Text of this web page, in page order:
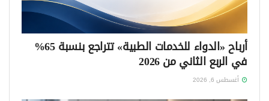
أرباح «الدواء للخدمات الطبية» تتراجع بنسبة 65%
في الربع الثاني من 2026
أغسطس 6, 2026